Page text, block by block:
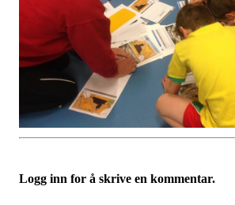
Logg inn for å skrive en kommentar.